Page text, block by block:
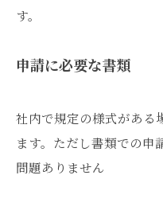
す。
申請に必要な書類
社内で規定の様式がある
ます。ただし書類での申
問題ありません